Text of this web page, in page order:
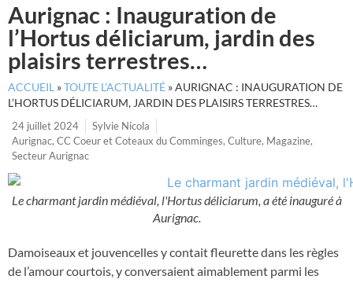
Aurignac : Inauguration de
l’Hortus déliciarum, jardin des
plaisirs terrestres…
ACCUEIL »TOUTE L’ACTUALITÉ »AURIGNAC : INAUGURATION DE
L’HORTUS DÉLICIARUM, JARDIN DES PLAISIRS TERRESTRES…
24 juillet 2024
Sylvie Nicola
Aurignac, CC Coeur et Coteaux du Comminges, Culture, Magazine,
Secteur Aurignac
Le charmant jardin médiéval, l'Hortus déliciarum, a été inauguré à
Aurignac.
Damoiseaux et jouvencelles y contait fleurette dans les règles
de l’amour courtois, y conversaient aimablement parmi les